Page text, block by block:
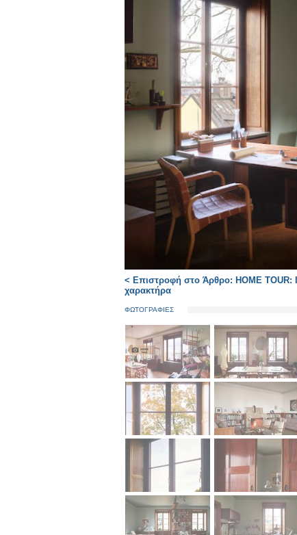
< Επιστροφή στο Άρθρο: HOME TOUR:
χαρακτήρα
ΦΩΤΟΓΡΑΦΙΕΣ